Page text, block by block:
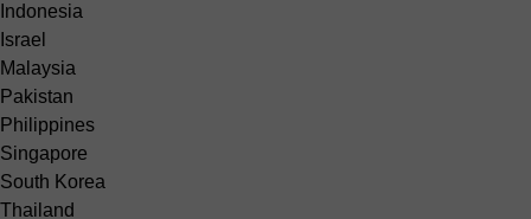
Indonesia
Israel
Malaysia
Pakistan
Philippines
Singapore
South Korea
Thailand